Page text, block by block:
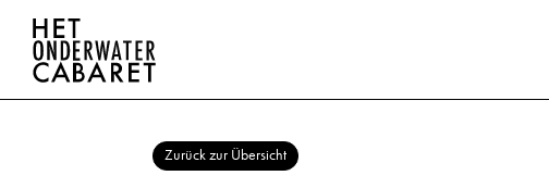
Zurück zur Übersicht